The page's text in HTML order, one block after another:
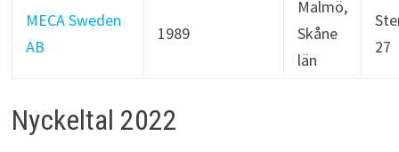
MECA Sweden
AB
1989
Malmö,
Skåne
län
27
Nyckeltal 2022